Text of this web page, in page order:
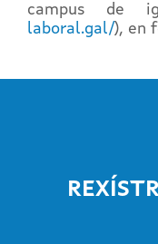
campus de
laboral.gal/), en